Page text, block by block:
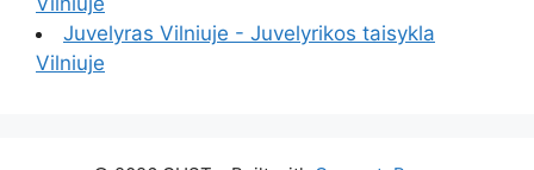
Juvelyras Vilniuje - Juvelyrikos taisykla
Vilniuje